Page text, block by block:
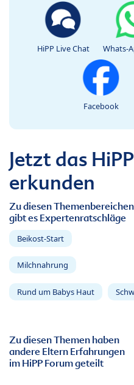
HiPP Live Chat Whats-
Facebook
Jetzt das
erkunden
Zu diesen Themenbereichen
gibt es Expertenratschläge
Beikost-Start
Milchnahrung
Rund um Babys Haut
Zu diesen Themen haben
andere Eltern Erfahrungen
im HiPP Forum geteilt